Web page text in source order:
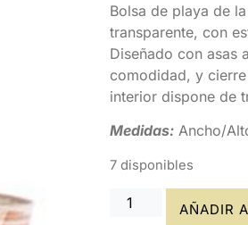
Bolsa de playa de
transparente, con
Diseñado con asas
comodidad, y
interior dispone de
Medidas: Ancho/
7 disponibles
AÑADIR